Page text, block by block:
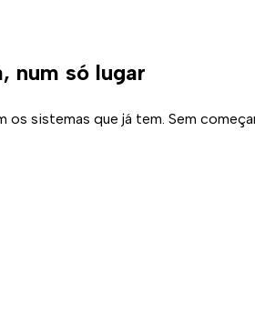
num só lugar
os sistemas que já tem. Sem